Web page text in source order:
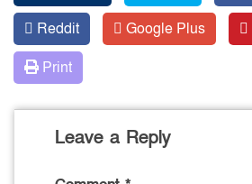
Reddit
Google Plus
Print
Leave a Reply